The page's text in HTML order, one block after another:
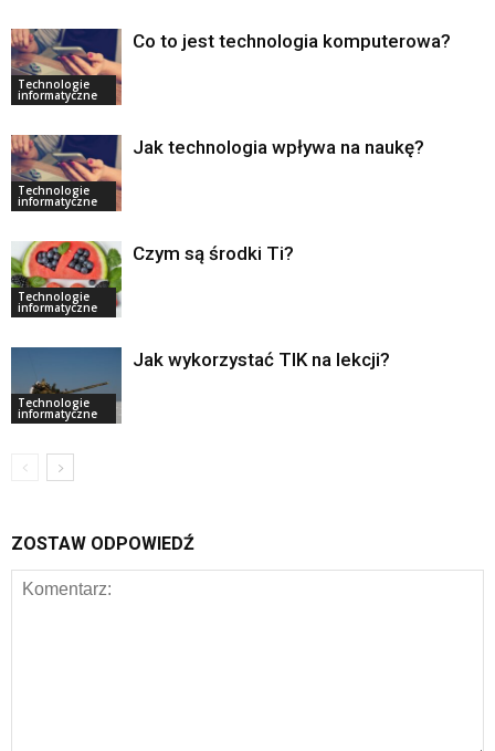
Technologie
informatyczne
Co to jest technologia komputerowa?
Technologie
informatyczne
Jak technologia wpływa na naukę?
Technologie
informatyczne
Czym są środki Ti?
Technologie
informatyczne
Jak wykorzystać TIK na lekcji?
ZOSTAW ODPOWIEDŹ